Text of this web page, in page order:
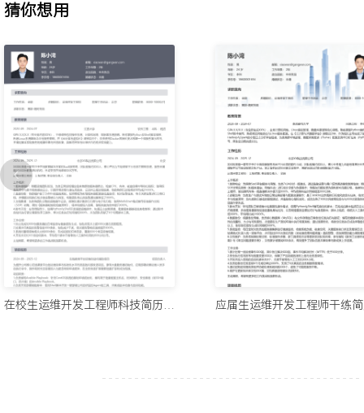
通过平台标准化与自助化服务，将产品从需求到上线的平均周期缩短
XXX%。
4.高可用架构：为保障全国性零售客户7x24小时业务连续性，设计
（华东/华北/华南）的三中心多活容灾架构；通过自研的智能流量调
致性方案（基于事件驱动），实现RPO≈0，RTO<2分钟，成功支撑
无感切换与年度大促零点流量XXX倍的冲击，平台年度综合可用性达
5.安全与合规：建立并负责公司整体信息安全与合规体系，涵盖云安
安全与供应链安全；主导通过ISO
27001、等保三级认证及GDPR合规审计；通过引入零信任架构、全
攻防演练平台，将外部攻击平均检测与响应时间从X小时缩短至X分
为零，客户数据安全信任度调查得分提升至
X.X（满分X分）。
6.成本与效能优化：建立技术投入产出（ROI）分析与优化机制，通
力弹性伸缩、低利用率资源回收及预留实例优化，在业务营收年复合
培养路径；主导与头部云厂商（AWS/Azure）及开源社区（CNCF项
猜你想用